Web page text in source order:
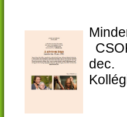
dec.